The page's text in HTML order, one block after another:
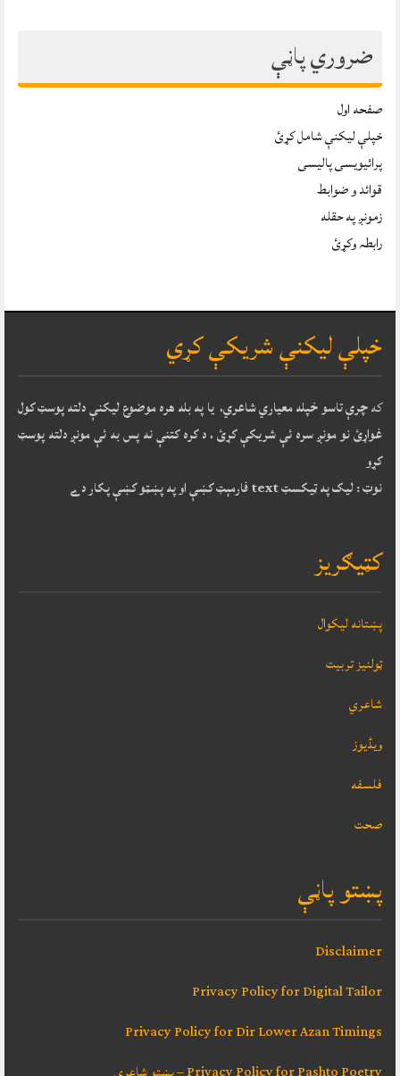
ضروري پاڼې
صفحه اول
خپلې ليکنې شامل کړئ
پرائیویسی پالیسی
قوائد و ضوابط
زمونږ په حقله
رابطہ وکړئ
خپلې ليکنې شريکې کړي
کهچرې تاسو خپله معياري شاعري، يا په بله هره موضوع ليکنې دلته پوسټ کول
غواړئ نو مونږ سره ئې شريکې کړئ ، د کره کتنې نه پس به ئې مونږ دلته پوسټ
کړو
نوټ : ليک په ټيکسټ text فارمېټ کښې او په پښټو کښې پکار دے
کټيګريز
پښتانه ليکوال
ټولنيز تربيت
شاعري
ویڈیوز
فلسفه
صحت
پښتو پاڼې
Disclaimer
Privacy Policy for Digital Tailor
Privacy Policy for Dir Lower Azan Timings